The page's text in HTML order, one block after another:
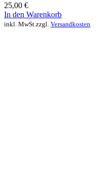
25,00 €
In den Warenkorb
inkl. MwSt. zzgl. Versandkosten